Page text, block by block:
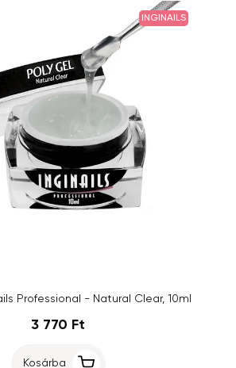
INGINAILS
Professional - Natural Clear, 10ml
3 770 Ft
Kosárba